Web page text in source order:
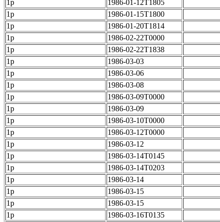
1p
1986-01-12T1805
1p
1986-01-15T1800
1p
1986-01-20T1814
1p
1986-02-22T0000
1p
1986-02-22T1838
1p
1986-03-03
1p
1986-03-06
1p
1986-03-08
1p
1986-03-09T0000
1p
1986-03-09
1p
1986-03-10T0000
1p
1986-03-12T0000
1p
1986-03-12
1p
1986-03-14T0145
1p
1986-03-14T0203
1p
1986-03-14
1p
1986-03-15
1p
1986-03-15
1p
1986-03-16T0135